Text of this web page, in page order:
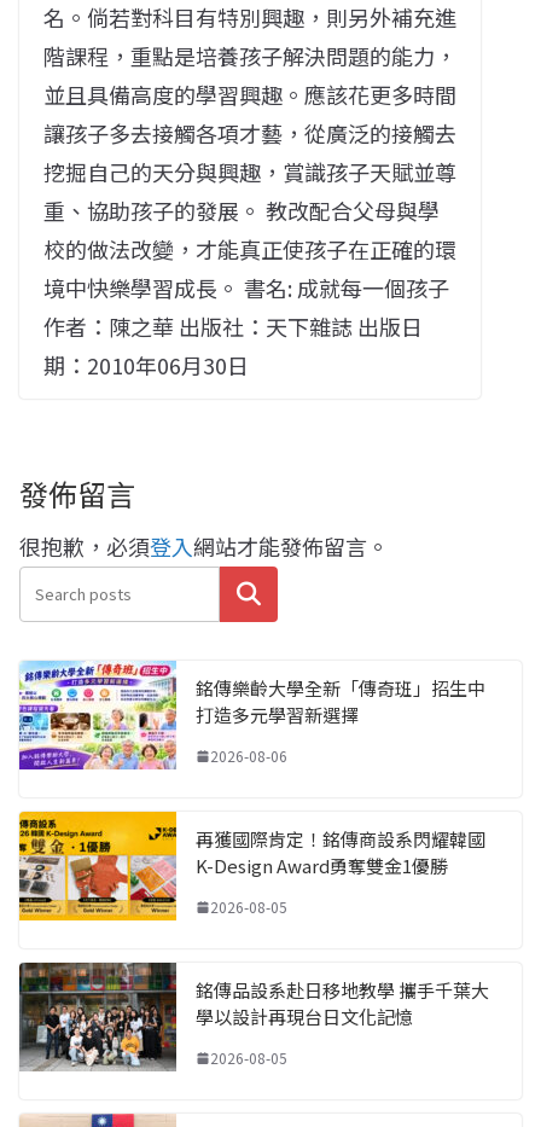
名。倘若對科目有特別興趣，則另外補充進
階課程，重點是培養孩子解決問題的能力，
並且具備高度的學習興趣。應該花更多時間
讓孩子多去接觸各項才藝，從廣泛的接觸去
挖掘自己的天分與興趣，賞識孩子天賦並尊
重、協助孩子的發展。 教改配合父母與學
校的做法改變，才能真正使孩子在正確的環
境中快樂學習成長。 書名: 成就每一個孩子
作者：陳之華 出版社：天下雜誌 出版日
期：2010年06月30日
發佈留言
很抱歉，必須登入網站才能發佈留言。
搜尋
銘傳樂齡大學全新「傳奇班」招生中
打造多元學習新選擇
2026-08-06
再獲國際肯定！銘傳商設系閃耀韓國
K-Design Award勇奪雙金1優勝
2026-08-05
銘傳品設系赴日移地教學 攜手千葉大
學以設計再現台日文化記憶
2026-08-05